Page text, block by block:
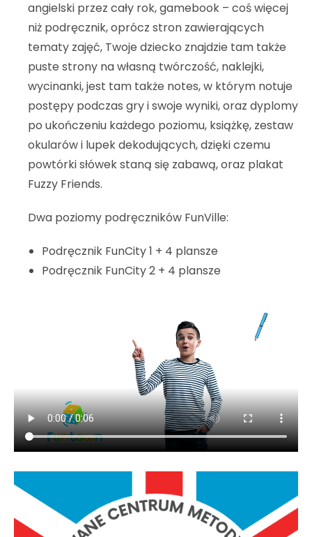
angielski przez cały rok, gamebook – coś więcej
niż podręcznik, oprócz stron zawierających
tematy zajęć, Twoje dziecko znajdzie tam także
puste strony na własną twórczość, naklejki,
wycinanki, jest tam także notes, w którym notuje
postępy podczas gry i swoje wyniki, oraz dyplomy
po ukończeniu każdego poziomu, książkę, zestaw
okularów i lupek dekodujących, dzięki czemu
powtórki słówek staną się zabawą, oraz plakat
Fuzzy Friends.
Dwa poziomy podręczników FunVille:
Podręcznik FunCity 1 + 4 plansze
Podręcznik FunCity 2 + 4 plansze